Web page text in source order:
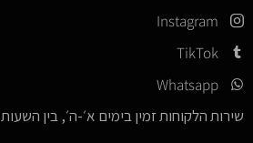
Instagram
TikTok
Whatsapp
שירות הלקוחות זמין בימים א׳-ה׳, בין השעות 10:00-17:00